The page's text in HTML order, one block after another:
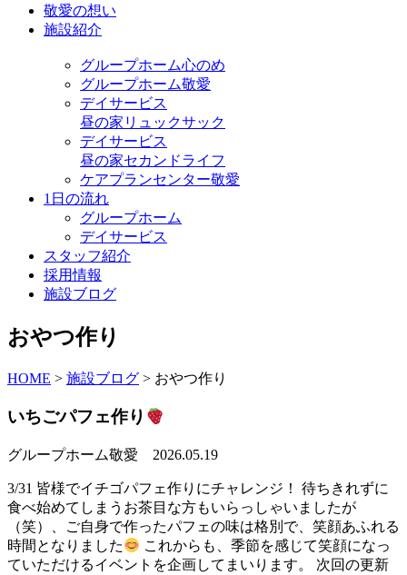
敬愛の想い
施設紹介
グループホーム心のめ
グループホーム敬愛
デイサービス
昼の家リュックサック
デイサービス
昼の家セカンドライフ
ケアプランセンター敬愛
1日の流れ
グループホーム
デイサービス
スタッフ紹介
採用情報
施設ブログ
おやつ作り
HOME > 施設ブログ > おやつ作り
いちごパフェ作り
グループホーム敬愛 2026.05.19
3/31 皆様でイチゴパフェ作りにチャレンジ！ 待ちきれずに
食べ始めてしまうお茶目な方もいらっしゃいましたが
（笑）、ご自身で作ったパフェの味は格別で、笑顔あふれる
時間となりました
これからも、季節を感じて笑顔になっ
ていただけるイベントを企画してまいります。 次回の更新